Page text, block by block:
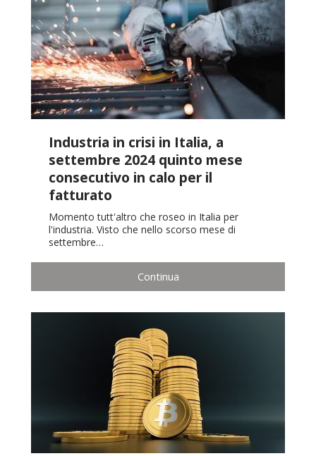
Industria in crisi in Italia, a
settembre 2024 quinto mese
consecutivo in calo per il
fatturato
Momento tutt'altro che roseo in Italia per
l'industria. Visto che nello scorso mese di
settembre…
Continua